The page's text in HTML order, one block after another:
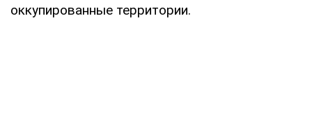
оккупированные территории.